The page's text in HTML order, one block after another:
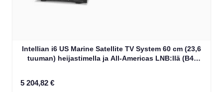
Intellian i6 US Marine Satellite TV System 60 cm (23,6
tuuman) heijastimella ja All-Americas LNB:llä (B4-
5 204,82 €